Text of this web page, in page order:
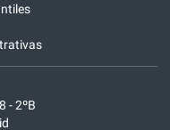
- 2ºB